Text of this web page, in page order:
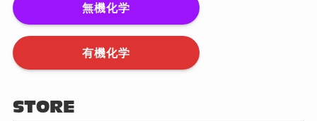
無機化学
有機化学
STORE